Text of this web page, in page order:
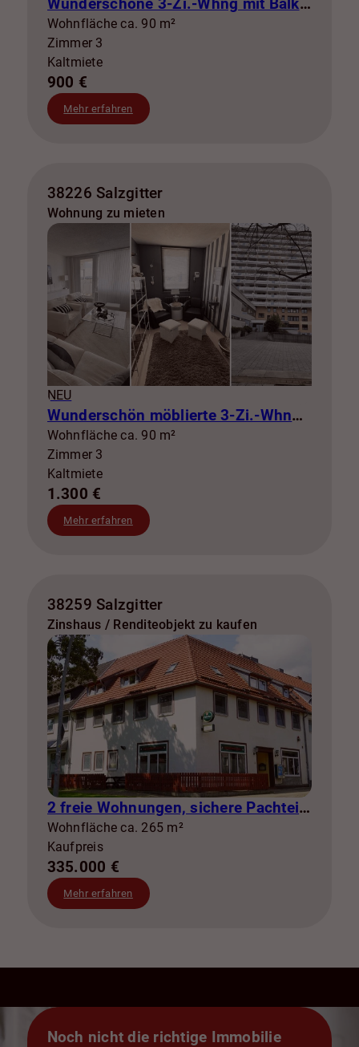
Wunderschöne 3-Zi.-Whng mit Balkon zur Miete! SZ-Lebenstedt
Wohnfläche ca. 90 m²
Zimmer 3
Kaltmiete
900 €
Mehr erfahren
38226 Salzgitter
Wohnung zu mieten
NEU
Wunderschön möblierte 3-Zi.-Whng mit Balkon zur Miete! SZ-Lebenstedt
Wohnfläche ca. 90 m²
Zimmer 3
Kaltmiete
1.300 €
Mehr erfahren
38259 Salzgitter
Zinshaus / Renditeobjekt zu kaufen
2 freie Wohnungen, sichere Pachteinnahmen & eigene Stromerzeugung
Wohnfläche ca. 265 m²
Kaufpreis
335.000 €
Mehr erfahren
Noch nicht die richtige Immobilie